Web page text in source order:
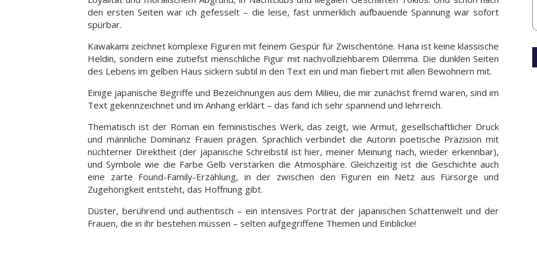
den ersten Seiten war ich gefesselt – die leise, fast unmerklich aufbauende Spannung war sofort
spürbar.
Kawakami zeichnet komplexe Figuren mit feinem Gespür für Zwischentöne. Hana ist keine klassische
Heldin, sondern eine zutiefst menschliche Figur mit nachvollziehbarem Dilemma. Die dunklen Seiten
des Lebens im gelben Haus sickern subtil in den Text ein und man fiebert mit allen Bewohnern mit.
Einige japanische Begriffe und Bezeichnungen aus dem Milieu, die mir zunächst fremd waren, sind im
Text gekennzeichnet und im Anhang erklärt – das fand ich sehr spannend und lehrreich.
Thematisch ist der Roman ein feministisches Werk, das zeigt, wie Armut, gesellschaftlicher Druck
und männliche Dominanz Frauen prägen. Sprachlich verbindet die Autorin poetische Präzision mit
nüchterner Direktheit (der japanische Schreibstil ist hier, meiner Meinung nach, wieder erkennbar),
und Symbole wie die Farbe Gelb verstärken die Atmosphäre. Gleichzeitig ist die Geschichte auch
eine zarte Found-Family-Erzählung, in der zwischen den Figuren ein Netz aus Fürsorge und
Zugehörigkeit entsteht, das Hoffnung gibt.
Düster, berührend und authentisch – ein intensives Porträt der japanischen Schattenwelt und der
Frauen, die in ihr bestehen müssen – selten aufgegriffene Themen und Einblicke!